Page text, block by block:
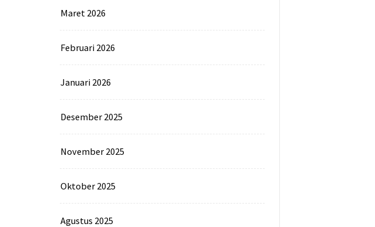
Maret 2026
Februari 2026
Januari 2026
Desember 2025
November 2025
Oktober 2025
Agustus 2025